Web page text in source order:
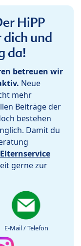
HiPP
und
da!
betreuen wir
Neue
mehr
Beiträge der
bestehen
Damit du
gerne zur
E-Mail / Telefon